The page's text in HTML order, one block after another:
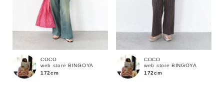
COCO
web store BINGOYA
172cm
COCO
web store BINGOYA
172cm